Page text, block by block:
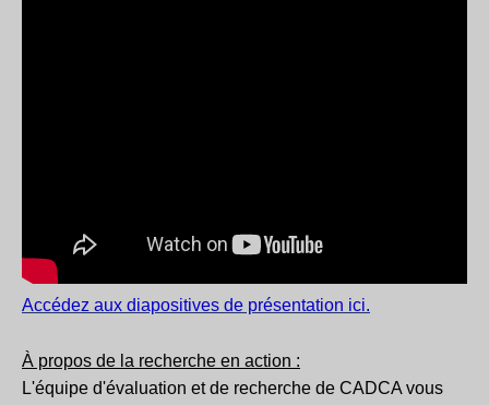
Accédez aux diapositives de présentation ici.
À propos de la recherche en action :
L'équipe d'évaluation et de recherche de CADCA vous